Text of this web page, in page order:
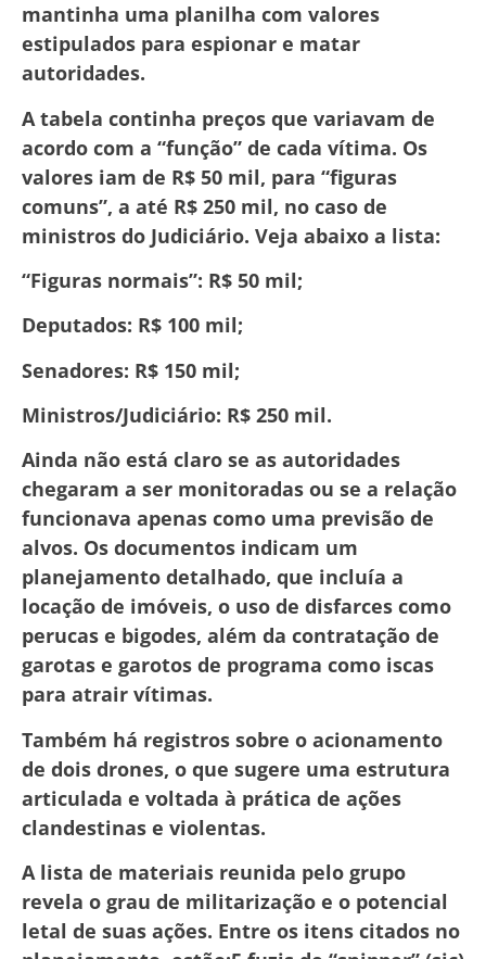
mantinha uma planilha com valores
estipulados para espionar e matar
autoridades.
A tabela continha preços que variavam de
acordo com a “função” de cada vítima. Os
valores iam de R$ 50 mil, para “figuras
comuns”, a até R$ 250 mil, no caso de
ministros do Judiciário. Veja abaixo a lista:
“Figuras normais”: R$ 50 mil;
Deputados: R$ 100 mil;
Senadores: R$ 150 mil;
Ministros/Judiciário: R$ 250 mil.
Ainda não está claro se as autoridades
chegaram a ser monitoradas ou se a relação
funcionava apenas como uma previsão de
alvos. Os documentos indicam um
planejamento detalhado, que incluía a
locação de imóveis, o uso de disfarces como
perucas e bigodes, além da contratação de
garotas e garotos de programa como iscas
para atrair vítimas.
Também há registros sobre o acionamento
de dois drones, o que sugere uma estrutura
articulada e voltada à prática de ações
clandestinas e violentas.
A lista de materiais reunida pelo grupo
revela o grau de militarização e o potencial
letal de suas ações. Entre os itens citados no